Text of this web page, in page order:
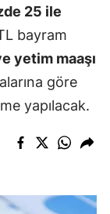
25 ile
bayram
yetim maaşı
göre
yapılacak.